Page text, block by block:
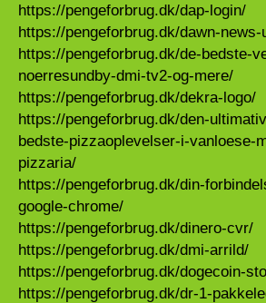
https://pengeforbrug.dk/dap-login/
https://pengeforbrug.dk/dawn-news-
https://pengeforbrug.dk/de-bedste-
noerresundby-dmi-tv2-og-mere/
https://pengeforbrug.dk/dekra-logo/
https://pengeforbrug.dk/den-
bedste-pizzaoplevelser-i-vanloese-
pizzaria/
https://pengeforbrug.dk/din-
google-chrome/
https://pengeforbrug.dk/dinero-cvr/
https://pengeforbrug.dk/dmi-arrild/
https://pengeforbrug.dk/dogecoin-
https://pengeforbrug.dk/dr-1-